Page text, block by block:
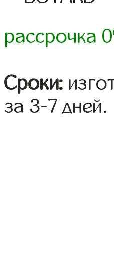
рассрочка
Сроки:
за 3-7 дней.